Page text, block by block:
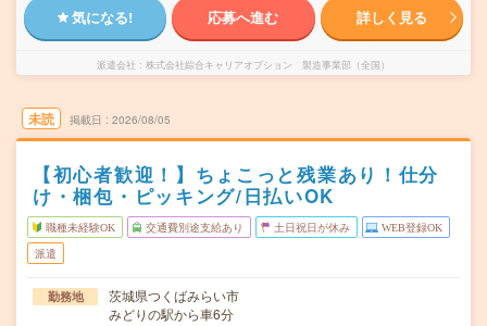
気になる! 応募へ進む 詳しく見る
派遣会社 株式会社綜合キャリアオプション 製造事業部（全国）
未読 掲載日 2026/08/05
【初心者歓迎！】ちょこっと残業あり！仕分
け・梱包・ピッキング/日払いOK
職種未経験OK 交通費別途支給あり 土日祝日が休み WEB登録OK
派遣
勤務地
茨城県つくばみらい市
みどりの駅から車6分